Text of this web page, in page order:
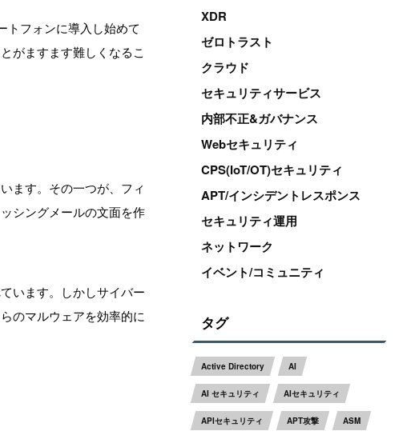
トフォンに導入し始めて
がますます難しくなるこ
ます。その一つが、フィ
シングメールの文面を作
います。しかしサイバー
のマルウェアを効率的に
XDR
ゼロトラスト
クラウド
セキュリティサービス
内部不正&ガバナンス
Webセキュリティ
CPS(IoT/OT)セキュリティ
APT/インシデントレスポンス
セキュリティ運用
ネットワーク
イベント/コミュニティ
タグ
Active Directory AI
AI セキュリティ AIセキュリティ
APIセキュリティ APT攻撃 ASM